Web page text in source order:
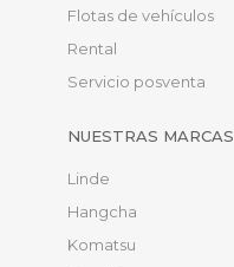
Flotas de vehículos
Rental
Servicio posventa
NUESTRAS MARCAS
Linde
Hangcha
Komatsu